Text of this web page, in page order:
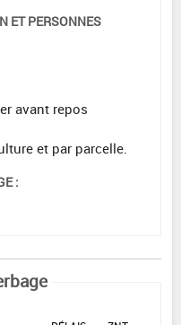
ET PERSONNES
avant repos
et par parcelle.
: